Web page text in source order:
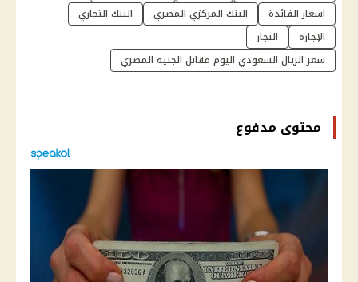
اسعار الفائدة
البنك المركزي المصري
البنك التجاري
الإجازة
التجار
سعر الريال السعودي اليوم مقابل الجنيه المصري
محتوى مدفوع